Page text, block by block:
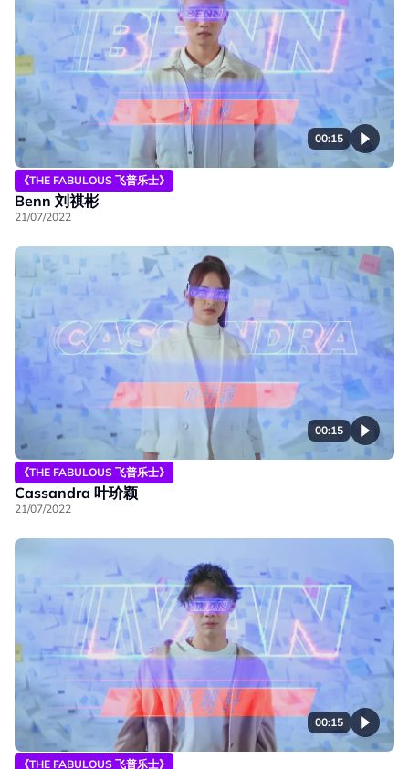
00:15
《THE FABULOUS 飞普乐士》
Benn 刘祺彬
21/07/2022
00:15
《THE FABULOUS 飞普乐士》
Cassandra 叶玠颖
21/07/2022
00:15
《THE FABULOUS 飞普乐士》